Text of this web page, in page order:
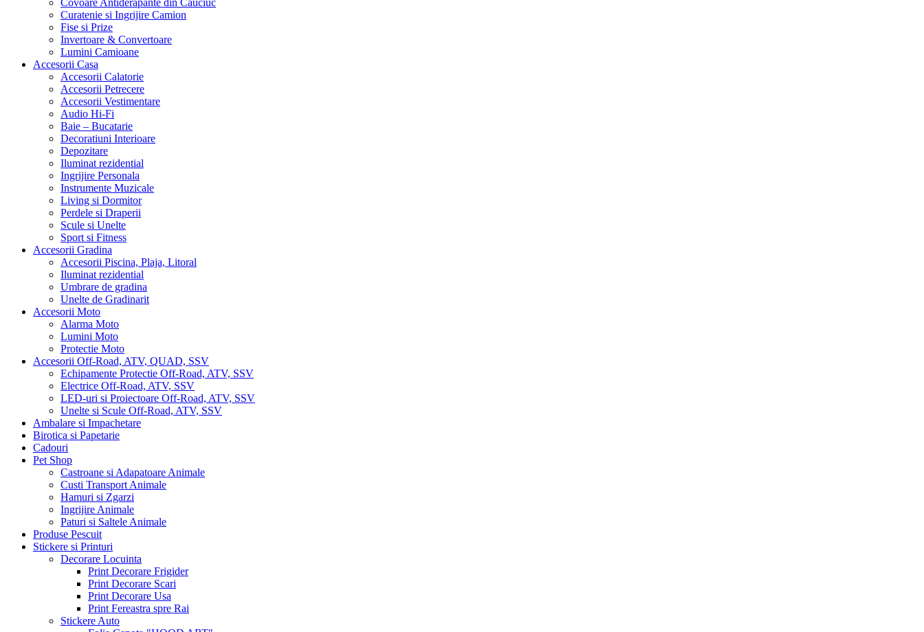
Covoare Antiderapante din Cauciuc
Curatenie si Ingrijire Camion
Fise si Prize
Invertoare & Convertoare
Lumini Camioane
Accesorii Casa
Accesorii Calatorie
Accesorii Petrecere
Accesorii Vestimentare
Audio Hi-Fi
Baie – Bucatarie
Decoratiuni Interioare
Depozitare
Iluminat rezidential
Ingrijire Personala
Instrumente Muzicale
Living si Dormitor
Perdele si Draperii
Scule si Unelte
Sport si Fitness
Accesorii Gradina
Accesorii Piscina, Plaja, Litoral
Iluminat rezidential
Umbrare de gradina
Unelte de Gradinarit
Accesorii Moto
Alarma Moto
Lumini Moto
Protectie Moto
Accesorii Off-Road, ATV, QUAD, SSV
Echipamente Protectie Off-Road, ATV, SSV
Electrice Off-Road, ATV, SSV
LED-uri si Proiectoare Off-Road, ATV, SSV
Unelte si Scule Off-Road, ATV, SSV
Ambalare si Impachetare
Birotica si Papetarie
Cadouri
Pet Shop
Castroane si Adapatoare Animale
Custi Transport Animale
Hamuri si Zgarzi
Ingrijire Animale
Paturi si Saltele Animale
Produse Pescuit
Stickere si Printuri
Decorare Locuinta
Print Decorare Frigider
Print Decorare Scari
Print Decorare Usa
Print Fereastra spre Rai
Stickere Auto